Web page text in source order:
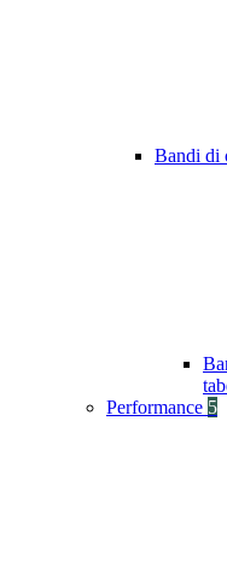
Bandi di
Performance 5